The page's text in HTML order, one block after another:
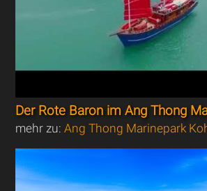
Der Rote Baron im Ang Thong
mehr zu:Ang Thong Marinepark